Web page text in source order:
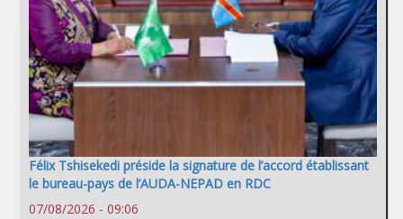
Félix Tshisekedi préside la signature de l’accord établissant
le bureau-pays de l’AUDA-NEPAD en RDC
07/08/2026 - 09:06